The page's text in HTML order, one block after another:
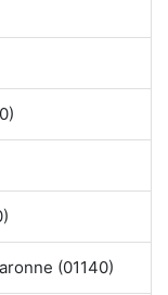
(01140)